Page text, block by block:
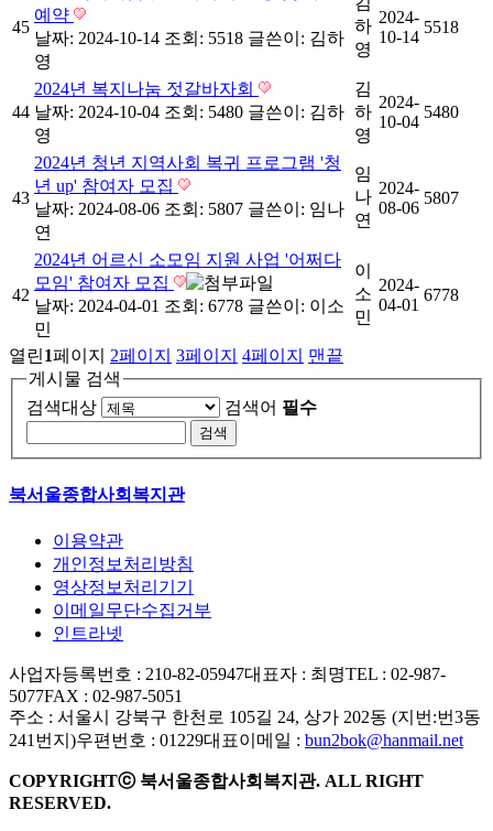
45
예약
날짜: 2024-10-14 조회: 5518 글쓴이: 김하
영
하
영
2024-
10-14
5518
44
2024년 복지나눔 젓갈바자회
날짜: 2024-10-04 조회: 5480 글쓴이: 김하
영
김
하
영
2024-
10-04
5480
43
2024년 청년 지역사회 복귀 프로그램 '청
년 up' 참여자 모집
날짜: 2024-08-06 조회: 5807 글쓴이: 임나
연
임
나
연
2024-
08-06
5807
42
2024년 어르신 소모임 지원 사업 '어쩌다
모임' 참여자 모집
날짜: 2024-04-01 조회: 6778 글쓴이: 이소
민
이
소
민
2024-
04-01
6778
열린1페이지 2페이지 3페이지 4페이지
맨끝
게시물 검색
검색대상
검색어 필수
북서울종합사회복지관
이용약관
개인정보처리방침
영상정보처리기기
이메일무단수집거부
인트라넷
사업자등록번호 : 210-82-05947대표자 : 최명TEL : 02-987-
5077FAX : 02-987-5051
주소 : 서울시 강북구 한천로 105길 24, 상가 202동 (지번:번3동
241번지)우편번호 : 01229대표이메일 : bun2bok@hanmail.net
COPYRIGHTⓒ 북서울종합사회복지관. ALL RIGHT
RESERVED.